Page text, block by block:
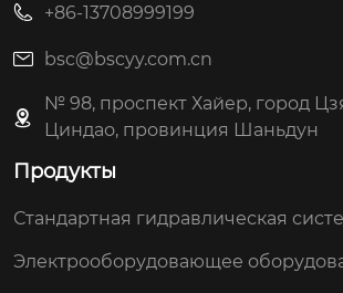
+86-13708999199
bsc@bscyy.com.cn
№ 98, проспект Хайер, город
Циндао, провинция Шаньдун
Продукты
Стандартная гидравлическая
Электрооборудовающее